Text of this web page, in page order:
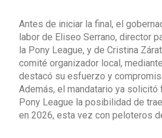
Antes de iniciar la final, el
labor de Eliseo Serrano, director
la Pony League, y de Cristina
comité organizador local,
destacó su esfuerzo y
Además, el mandatario ya solicitó
Pony League la posibilidad de
en 2026, esta vez con peloteros